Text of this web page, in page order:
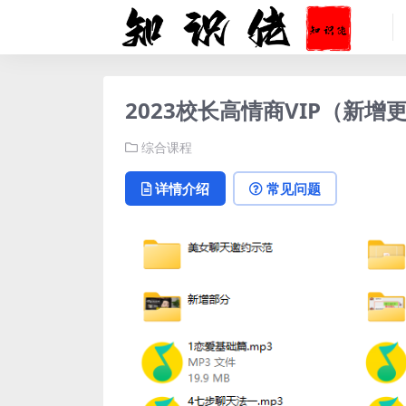
2023校长高情商VIP（新增
综合课程
详情介绍 常见问题